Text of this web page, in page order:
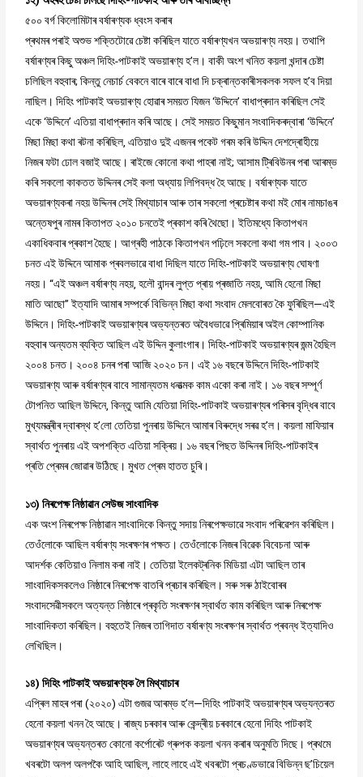
৫০০ বৰ্গ কিলোমিটাৰ বৰ্ষাৰণ্যক ধ্বংস কৰাৰ
প্ৰথমৰ পৰাই অশুভ শক্তিটোৱে চেষ্টা কৰিছিল যাতে বৰ্ষাৰণ্যখন অভয়াৰণ্য নহয়। তথাপি
বৰ্ষাৰণ্যৰ কিছু অঞ্চল দিহিং-পাটকাই অভয়াৰণ্য হ’ল। বাকী অংশ খনিত কয়লা খন্দাৰ চেষ্টা
চলিছিল বহুবাৰ; কিন্তু নেচাৰ্চ বেকনে বাৰে বাৰে বাধা দি চক্ৰান্তকাৰীসকলক সফল হ’ব দিয়া
নাছিল। দিহিং পাটকাই অভয়াৰণ্য হোৱাৰ সময়ত যিজন ‘উদ্দিনে’ বাধাপ্ৰদান কৰিছিল সেই
একে ‘উদ্দিনে’ এতিয়া বাধাপ্ৰদান কৰি আছে। সেই সময়ত কিছুমান সংবাদিকৰদ্বাৰা ‘উদ্দিনে’
মিছা মিছা কথা ৰটনা কৰিছিল, এতিয়াও দুই এজনৰ পকেট গৰম কৰি উদ্দিন দেশদ্ৰোহীয়ে
নিজৰ ফটা ঢোল বজাই আছে। ৰাইজে কোনো কথা পাহৰা নাই; আসাম ট্ৰিবিউনৰ পৰা আৰম্ভ
কৰি সকলো কাকতত উদ্দিনৰ সেই কলা অধ্যায় লিপিবদ্ধ হৈ আছে। বৰ্ষাৰণ্যক যাতে
অভয়াৰণ্যকৰা নহয় উদ্দিনৰ সেই মিথ্যাচাৰ আৰু তাৰ সকলো প্ৰচেষ্টাৰ কথা মই মোৰ নামচাঙৰ
অন্তেষপুৰ নামৰ কিতাপত ২০১০ চনতেই প্ৰকাশ কৰি থৈছো। ইতিমধ্যে কিতাপখন
একাধিকবাৰ প্ৰকাশ হৈছে। আগ্ৰহী পাঠকে কিতাপখন পঢ়িলে সকলো কথা গম পাব। ২০০৩
চনত এই উদ্দিনে আমাক প্ৰবলভাৱে বাধা দিছিল যাতে দিহিং-পাটকাই অভয়াৰণ্য ঘোষণা
নহয়। “এই অঞ্চল বৰ্ষাৰণ্য নহয়, হলৌ বান্দৰ লুপ্ত প্ৰায় প্ৰজাতি নহয়, আমি হেনো মিছা
মাতি আছো” ইত্যাদি আমাৰ সম্পৰ্কে বিভিন্ন মিছা কথা সংবাদ মেলবোৰত কৈ ফুৰিছিল—এই
উদ্দিনে। দিহিং-পাটকাই অভয়াৰণ্যৰ অভ্যন্তৰত অবৈধভাৱে প্ৰিমিয়াৰ অইল কোম্পানিক
বহুবাৰ অন্যতম ব্যক্তি আছিল এই উদ্দিন কুলাংগাৰ। দিহিং-পাটকাই অভয়াৰণ্যৰ জন্ম হৈছিল
২০০৪ চনত। ২০০৪ চনৰ পৰা আজি ২০২০ চন। এই ১৬ বছৰে উদ্দিনে দিহিং-পাটকাই
অভয়াৰণ্য আৰু বৰ্ষাৰণ্যৰ বাবে সামান্যতম ধনাত্মক কাম একো কৰা নাই। ১৬ বছৰ সম্পূৰ্ণ
টোপনিত আছিল উদ্দিনে, কিন্তু আমি যেতিয়া দিহিং-পাটকাই অভয়াৰণ্যৰ পৰিসৰ বৃদ্ধিৰ বাবে
মুখ্যমন্ত্ৰীৰ দ্বাৰস্থ হ’লো তেতিয়া পুনৰায় উদ্দিনে আমাৰ বিৰুদ্ধে সৰৱ হ’ল। কয়লা মাফিয়াৰ
স্বাৰ্থত পুনৰায় এই অপশক্তি এতিয়া সক্ৰিয়। ১৬ বছৰ পিছত উদ্দিনৰ দিহিং-পাটকাইৰ
প্ৰতি প্ৰেমৰ জোৱাৰ উঠিছে। মুখত প্ৰেম হাতত চুৰি।
১৩) নিৰপেক্ষ নিষ্ঠাৱান সেউজ সাংবাদিক
এক অংশ নিৰপেক্ষ নিষ্ঠাৱান সাংবাদিকে কিন্তু সদায় নিৰপেক্ষভাৱে সংবাদ পৰিৱেশন কৰিছিল।
তেওঁলোকে আছিল বৰ্ষাৰণ্য সংৰক্ষণৰ পক্ষত। তেওঁলোকে নিজৰ বিৱেক বিবেচনা আৰু
আদৰ্শক কেতিয়াও নিলাম কৰা নাই। তেতিয়া ইলেকট্ৰনিক মিডিয়া এটা আছিল তাৰ
সাংবাদিকসকলেও নিষ্ঠাৰে নিৰপেক্ষ বাতৰি প্ৰচাৰ কৰিছিল। সৰু সৰু ঠাইবোৰৰ
সংবাদসেৱীসকলে অত্যন্ত নিষ্ঠাৰে প্ৰকৃতি সংৰক্ষণৰ স্বাৰ্থত কাম কৰিছিল আৰু নিৰপেক্ষ
সাংবাদিকতা কৰিছিল। বহুতেই নিজৰ তাগিদাত বৰ্ষাৰণ্য সংৰক্ষণৰ স্বাৰ্থত প্ৰবন্ধ ইত্যাদিও
লেখিছিল।
১৪) দিহিং পাটকাই অভয়াৰণ্যক লৈ মিথ্যাচাৰ
এপ্ৰিল মাহৰ পৰা (২০২০) এটা গুজৱ আৰম্ভ হ’ল—দিহিং পাটকাই অভয়াৰণ্যৰ অভ্যন্তৰত
হেনো কয়লা খনন হৈ আছে। ৰাজ্য চৰকাৰ আৰু কেন্দ্ৰীয় চৰকাৰে হেনো দিহিং পাটকাই
অভয়াৰণ্যৰ অভ্যন্তৰত কোনো কৰ্পোৰেট গ্ৰুপক কয়লা খনন কৰাৰ অনুমতি দিছে। প্ৰথমে
খবৰটো অলপ অলপকৈ আহি আছিল, লাহে লাহে এই খবৰটো প্ৰচণ্ডভাৱে বিভিন্ন ছ’চিয়েল